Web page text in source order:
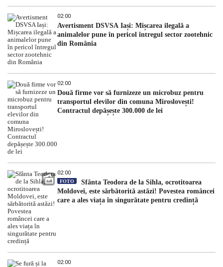
02:00
Avertisment DSVSA Iași: Mișcarea ilegală a
animalelor pune în pericol întregul sector zootehnic
din România
02:00
Două firme vor să furnizeze un microbuz pentru
transportul elevilor din comuna Miroslovești!
Contractul depășește 300.000 de lei
02:00
FOTO
Sfânta Teodora de la Sihla, ocrotitoarea
Moldovei, este sărbătorită astăzi! Povestea româncei
care a ales viața în singurătate pentru credință
02:00